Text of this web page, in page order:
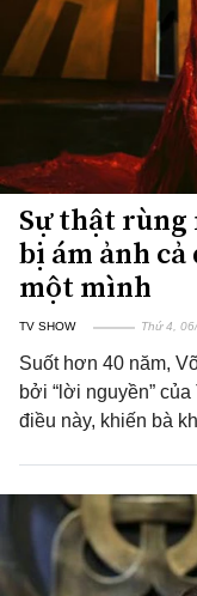
Sự thật rùng
bị ám ảnh
một mình
TV SHOW Thứ 4,
Suốt hơn 40 năm,
bởi “lời nguyền”
điều này, khiến bà